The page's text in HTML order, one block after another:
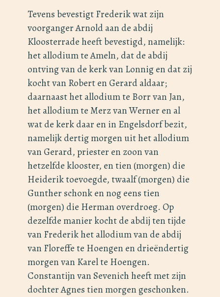
Tevens bevestigt Frederik wat zijn
voorganger Arnold aan de abdij
Kloosterrade heeft bevestigd, namelijk:
het allodium te Ameln, dat de abdij
ontving van de kerk van Lonnig en dat zij
kocht van Robert en Gerard aldaar;
daarnaast het allodium te Borr van Jan,
het allodium te Merz van Werner en al
wat de kerk daar en in Engelsdorf bezit,
namelijk dertig morgen uit het allodium
van Gerard, priester en zoon van
hetzelfde klooster, en tien (morgen) die
Heiderik toevoegde, twaalf (morgen) die
Gunther schonk en nog eens tien
(morgen) die Herman overdroeg. Op
dezelfde manier kocht de abdij ten tijde
van Frederik het allodium van de abdij
van Floreffe te Hoengen en drieëndertig
morgen van Karel te Hoengen.
Constantijn van Sevenich heeft met zijn
dochter Agnes tien morgen geschonken.